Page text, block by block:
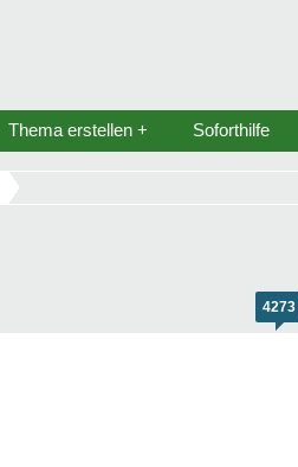
Thema erstellen + Soforthilfe
4273